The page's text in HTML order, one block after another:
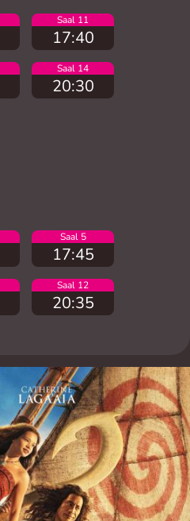
Saal 11
17:40
Saal 14
20:30
Saal 5
17:45
Saal 12
20:35